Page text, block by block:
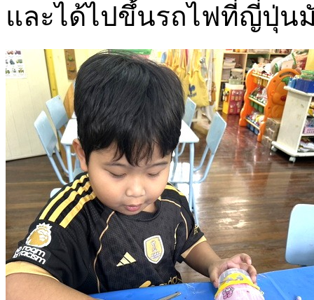
และได้ไปขึ้นรถไฟที่ญี่ปุ่น